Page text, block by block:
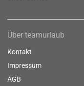
Über teamurlaub
Kontakt
Impressum
AGB